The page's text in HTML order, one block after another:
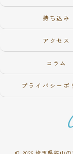
持ち込み
アクセス
コラム
プライバシーポ